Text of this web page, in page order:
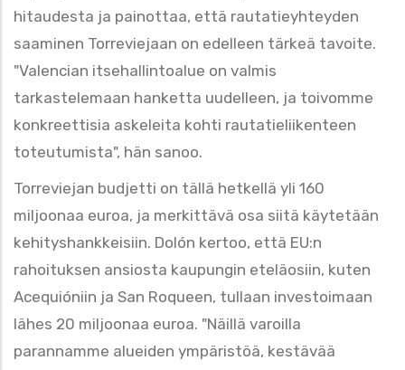
hitaudesta ja painottaa, että rautatieyhteyden
saaminen Torreviejaan on edelleen tärkeä tavoite.
"Valencian itsehallintoalue on valmis
tarkastelemaan hanketta uudelleen, ja toivomme
konkreettisia askeleita kohti rautatieliikenteen
toteutumista", hän sanoo.
Torreviejan budjetti on tällä hetkellä yli 160
miljoonaa euroa, ja merkittävä osa siitä käytetään
kehityshankkeisiin. Dolón kertoo, että EU:n
rahoituksen ansiosta kaupungin eteläosiin, kuten
Acequióniin ja San Roqueen, tullaan investoimaan
lähes 20 miljoonaa euroa. "Näillä varoilla
parannamme alueiden ympäristöä, kestävää